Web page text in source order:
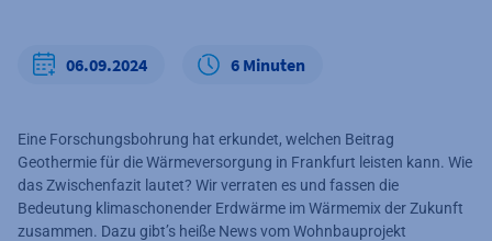
06.09.2024 6 Minuten
Eine Forschungsbohrung hat erkundet, welchen Beitrag
Geothermie für die Wärmeversorgung in Frankfurt leisten kann. Wie
das Zwischenfazit lautet? Wir verraten es und fassen die
Bedeutung klimaschonender Erdwärme im Wärmemix der Zukunft
zusammen. Dazu gibt’s heiße News vom Wohnbauprojekt